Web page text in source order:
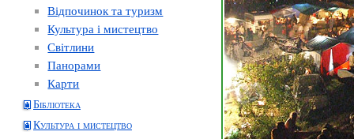
Відпочинок та туризм
Культура і мистецтво
Світлини
Панорами
Карти
Бібліотека
Культура і мистецтво